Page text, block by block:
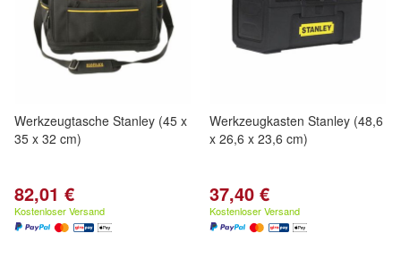
Werkzeugtasche Stanley (45 x
35 x 32 cm)
82,01 €
Kostenloser Versand
Werkzeugkasten Stanley (48,6
x 26,6 x 23,6 cm)
37,40 €
Kostenloser Versand